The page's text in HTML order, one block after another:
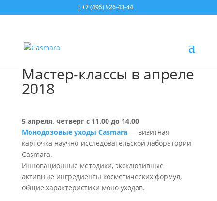
+7 (495) 926-43-44
Мастер-классы в апреле
2018
5 апреля, четверг с 11.00 до 14.00
Монодозовые уходы Casmara— визитная
карточка научно-исследовательской лаборатории
Casmara.
Инновационные методики, эксклюзивные
активные ингредиенты косметических формул,
общие характеристики моно уходов.